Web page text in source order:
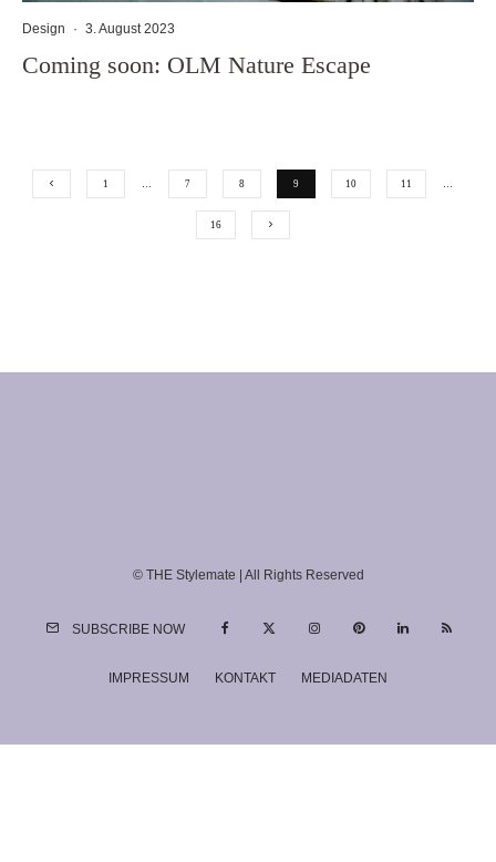
Design · 3. August 2023
Coming soon: OLM Nature Escape
1 … 7 8 9 10 11 …
16
© THE Stylemate | All Rights Reserved
SUBSCRIBE NOW
IMPRESSUM KONTAKT MEDIADATEN